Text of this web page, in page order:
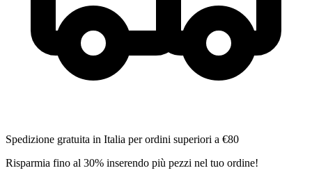
Spedizione gratuita in Italia per ordini superiori a €80
Risparmia fino al 30% inserendo più pezzi nel tuo ordine!